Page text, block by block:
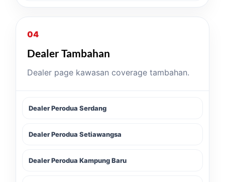
04
Dealer Tambahan
Dealer page kawasan coverage tambahan.
Dealer Perodua Serdang
Dealer Perodua Setiawangsa
Dealer Perodua Kampung Baru